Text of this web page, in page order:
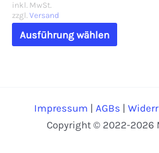
inkl. MwSt.
zzgl. Versand
Ausführung wählen
Dieses
Produkt
auf.
Die
Impressum | AGBs |
Copyright © 2022-2026